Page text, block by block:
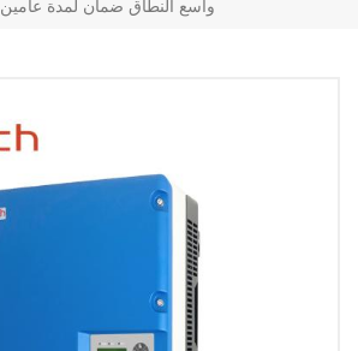
MPPT واسع النطاق ضمان لمدة عامين